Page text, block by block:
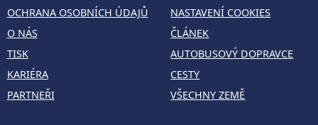
OCHRANA OSOBNÍCH ÚDAJŮ
O NÁS
TISK
KARIÉRA
PARTNEŘI
NASTAVENÍ COOKIES
ČLÁNEK
AUTOBUSOVÝ DOPRAVCE
CESTY
VŠECHNY ZEMĚ